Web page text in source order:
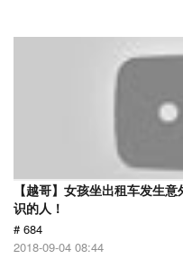
【越哥】女孩坐出租车发生
识的人！
# 684
2018-09-04 08:44